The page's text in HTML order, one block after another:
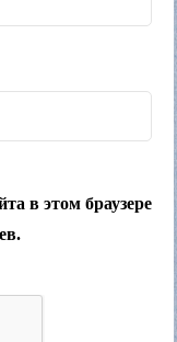
в этом браузере